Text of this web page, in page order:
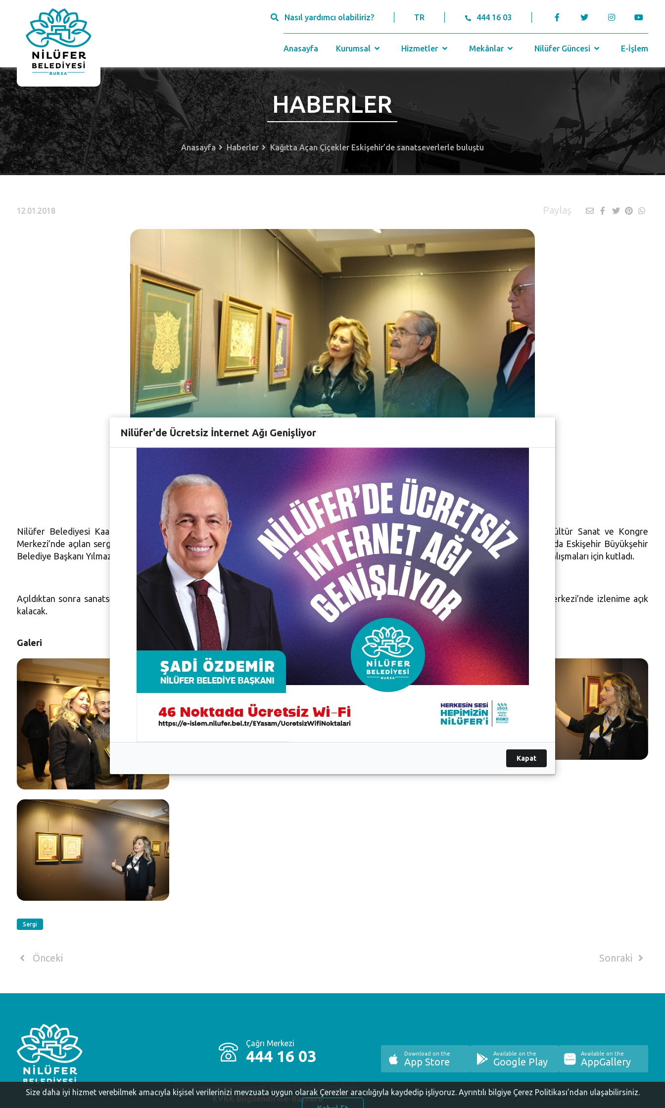
Nasıl yardımcı olabiliriz? TR 444 16 03
Anasayfa Kurumsal Hizmetler Mekânlar Nilüfer Güncesi E-İşlem
HABERLER
Anasayfa Haberler Kağıtta Açan Çiçekler Eskişehir’de sanatseverlerle buluştu
12.01.2018 Paylaş
Kağıtta Açan Çiçekler Eskişehir’de
sanatseverlerle buluştu
Nilüfer Belediyesi Kaat-ı Atölyesi eğitmeni Dilek Erim, yaptığı kişisel çalışmaları Eskişehirli sanatseverlerle buluşturdu. Atatürk Kültür Sanat ve Kongre
Merkezi’nde açılan sergi büyük ilgi gördü. Erim’in çalışmalarının yer aldığı “Kağıtta Açan Çiçekler” isimli sergisini ziyaret edenler arasında Eskişehir Büyükşehir
Belediye Başkanı Yılmaz Büyükerşen de vardı. Erşen, Dilek Erim’in birbirinden değerli eserlerini inceleyerek bilgi aldı ve sanatçıyı başarılı çalışmaları için kutladı.
Açıldıktan sonra sanatseverlerin akınına uğrayan sergi 22 Ocak tarihine kadar Eskişehir Belediyesi Atatürk Kültür Sanat ve Kongre Merkezi’nde izlenime açık
kalacak.
Galeri
Sergi
Önceki Sonraki
Çağrı Merkezi
444 16 03
Nilüfer Belediyesi. Copyright ©2020 Tüm Hakları Saklıdır.
KVKK Bilgilendirme-Başvuru
Download on the
App Store
Available on the
Google Play
Available on the
AppGallery
Nilüfer'de Ücretsiz İnternet Ağı Genişliyor
Kapat
Size daha iyi hizmet verebilmek amacıyla kişisel verilerinizi mevzuata uygun olarak Çerezler aracılığıyla kaydedip işliyoruz. Ayrıntılı bilgiye Çerez Politikası’ndan ulaşabilirsiniz.